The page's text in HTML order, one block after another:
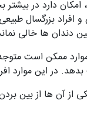
دارد در
بزرگسال
دندان ها خالی
ممکن است
در این موارد
از آن ها از بین